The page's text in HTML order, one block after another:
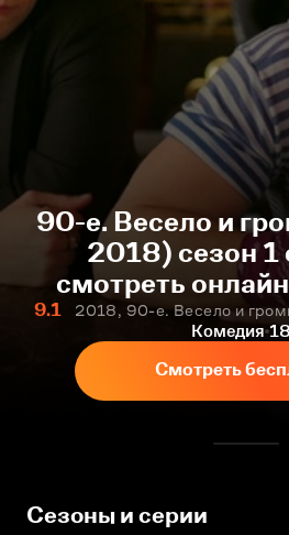
90-е. Весело и
2018) сезон 1
смотреть
9.1
2018, 90-е. Весело и
Комедия
Смотреть
Сезоны и серии